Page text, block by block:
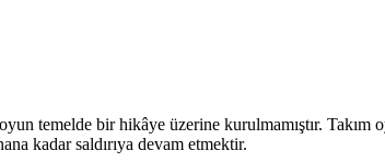
temelde bir hikâye üzerine kurulmamıştır. Takım
kadar saldırıya devam etmektir.